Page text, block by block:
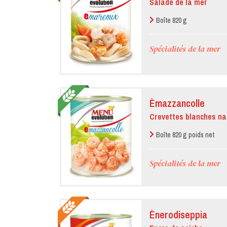
Boîte 820 g
Spécialités de la mer
Èmazzancolle
Crevettes blanches
Boîte 820 g poids net
Spécialités de la mer
Ènerodiseppia